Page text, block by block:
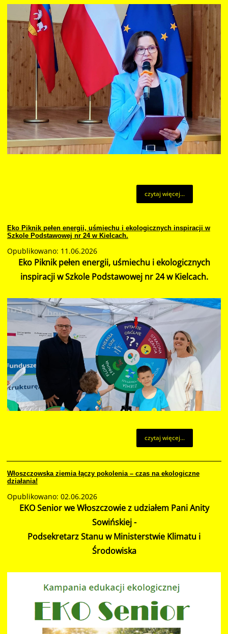
czytaj więcej...
Eko Piknik pełen energii, uśmiechu i ekologicznych inspiracji w
Szkole Podstawowej nr 24 w Kielcach.
Opublikowano: 11.06.2026
Eko Piknik pełen energii, uśmiechu i ekologicznych
inspiracji w Szkole Podstawowej nr 24 w Kielcach.
czytaj więcej...
Włoszczowska ziemia łączy pokolenia – czas na ekologiczne
działania!
Opublikowano: 02.06.2026
EKO Senior we Włoszczowie z udziałem Pani Anity
Sowińskiej -
Podsekretarz Stanu w Ministerstwie Klimatu i
Środowiska